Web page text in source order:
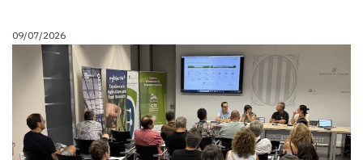
09/07/2026